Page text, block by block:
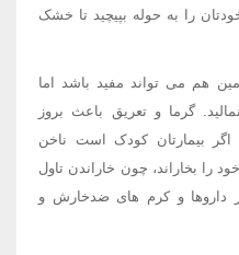
را به حوله بپیچید تا خشک
هم می تواند مفید باشد اما
گرما و تعریق باعث بروز
بیمارتان کودک است ناخن
را بخاراند، چون خاراندن تاول
داروها و کرم های ضدخارش و